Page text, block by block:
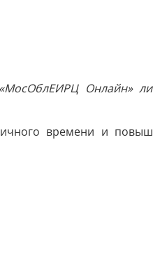
Онлайн»
времени и